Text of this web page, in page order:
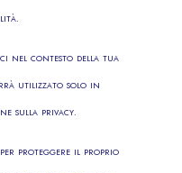
nel contesto della tua
utilizzato solo in
sulla privacy.
proteggere il proprio